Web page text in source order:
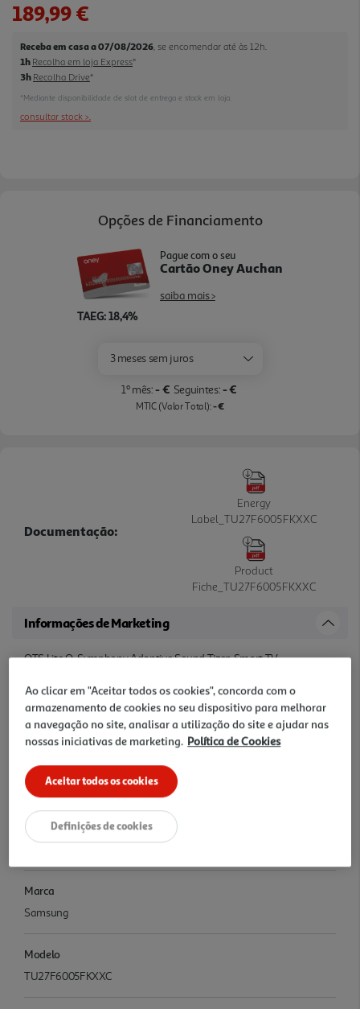
189,99 €
Receba em casa a 07/08/2026 , se encomendar até às 12h.
1h Recolha em loja Express*
3h Recolha Drive*
*Mediante disponibilidade de slot de entrega e stock em loja.
consultar stock >.
Opções de Financiamento
TAEG: 18,4%
Pague com o seu
Cartão Oney Auchan
saiba mais >
3 meses sem juros
1º mês:- € Seguintes:- €
MTIC (Valor Total):- €
Documentação:
Energy
Label_TU27F6005FKXXC
Product
Fiche_TU27F6005FKXXC
Informações de Marketing
OTS Lite Q-Symphony Adaptive Sound Tizen Smart TV
Características
Denominação
Nome e Morada
Nome da pessoa responsável na EU: Samsung Endereço Postal da
pessoa responsável na EU: PO Box 12987 Fabricante: SAMSUNG
Marca
Samsung
Modelo
TU27F6005FKXXC
Ao clicar em "Aceitar todos os cookies", concorda com o
armazenamento de cookies no seu dispositivo para melhorar
a navegação no site, analisar a utilização do site e ajudar nas
nossas iniciativas de marketing. Política de Cookies
Aceitar todos os cookies
Definições de cookies